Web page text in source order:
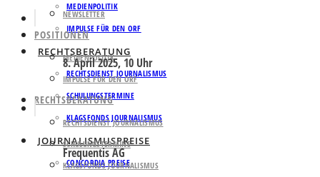
MEDIENPOLITIK
IMPULSE FÜR DEN ORF
RECHTSBERATUNG
RECHTSDIENST JOURNALISMUS
SCHULUNGSTERMINE
KLAGSFONDS JOURNALISMUS
JOURNALISMUSPREISE
CONCORDIA PREISE
NEWSLETTER
POSITIONEN
MEDIENPOLITIK
IMPULSE FÜR DEN ORF
RECHTSBERATUNG
RECHTSDIENST JOURNALISMUS
SCHULUNGSTERMINE
KLAGSFONDS JOURNALISMUS
8. April 2025, 10 Uhr
Frequentis AG